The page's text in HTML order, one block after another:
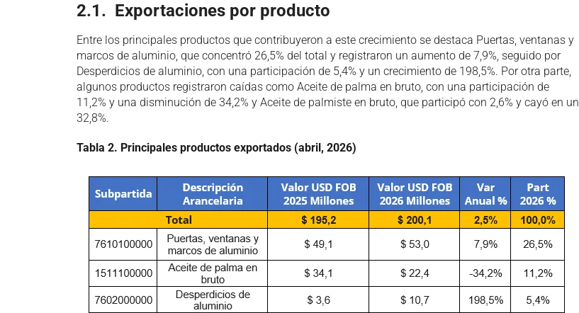
2.1. Exportaciones por producto
Entre los principales productos que contribuyeron a este crecimiento se destaca Puertas, ventanas y
marcos de aluminio, que concentró 26,5% del total y registraron un aumento de 7,9%, seguido por
Desperdicios de aluminio, con una participación de 5,4% y un crecimiento de 198,5%. Por otra parte,
algunos productos registraron caídas como Aceite de palma en bruto, con una participación de
11,2% y una disminución de 34,2% y Aceite de palmiste en bruto, que participó con 2,6% y cayó en un
32,8%.
Tabla 2. Principales productos exportados (abril, 2026)